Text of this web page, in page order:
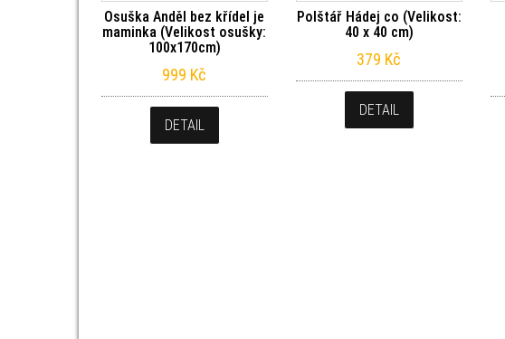
Osuška Anděl bez křídel je
maminka (Velikost osušky:
100x170cm)
999 Kč
DETAIL
Polštář Hádej co (Velikost:
40 x 40 cm)
379 Kč
DETAIL